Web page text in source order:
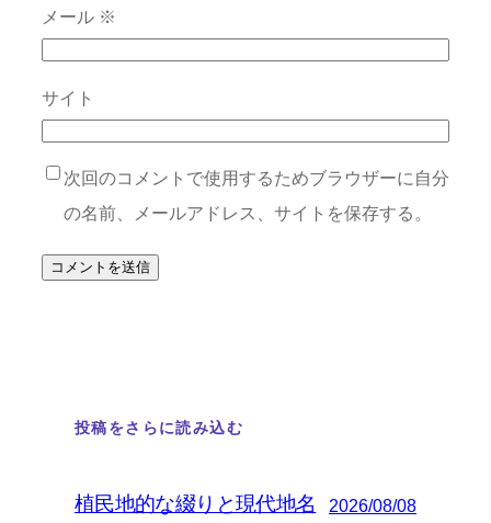
メール ※
サイト
次回のコメントで使用するためブラウザーに自分
の名前、メールアドレス、サイトを保存する。
投稿をさらに読み込む
植民地的な綴りと現代地名 2026/08/08